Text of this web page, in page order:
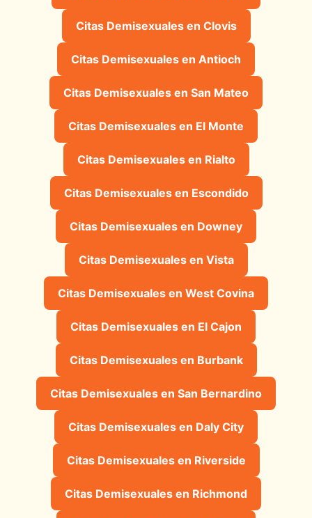
Citas Demisexuales en Clovis
Citas Demisexuales en Antioch
Citas Demisexuales en San Mateo
Citas Demisexuales en El Monte
Citas Demisexuales en Rialto
Citas Demisexuales en Escondido
Citas Demisexuales en Downey
Citas Demisexuales en Vista
Citas Demisexuales en West Covina
Citas Demisexuales en El Cajon
Citas Demisexuales en Burbank
Citas Demisexuales en San Bernardino
Citas Demisexuales en Daly City
Citas Demisexuales en Riverside
Citas Demisexuales en Richmond